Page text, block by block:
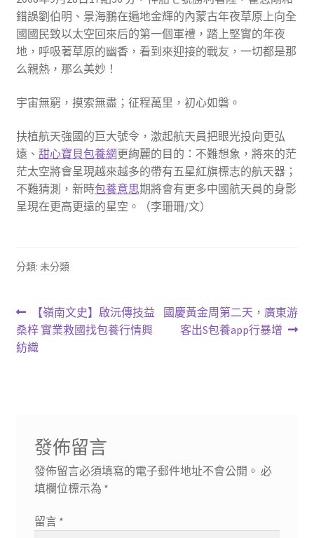
錯誤劉伯明、景海鵬在遍地金輝的內蒙古年夜草原上向全
國國民致以太空回來后的第一個軍禮，踏上堅實的年夜
地，呼吸著草原的幽香，看到來迎接的戰友，一切都是那
么親熱，那么美妙！
宇宙無窮，摸索無盡；征程萬里，初心如磐。
扶植航天強國的巨大號令，激起航天員把眼光投向更弘
遠、 甜心寶貝包養網更絢麗的目的：不難想象，將來的茫
茫太空將會呈現越來越多的帶有五星紅旗標志的航天器；
不難猜測，新時包養意思期將會有更多中國航天員的身影
呈現在更高更遠的星空。（李珊珊/文）
分類: 未分類
文
章
上
一
篇
【嶺南文史】啟沅傳技益
桑梓 實業救國找包養行情興
紡織
下
國慶黃金周第二天，廣東游
客出S包養app行暴增
發佈留言
發佈留言必須填寫的電子郵件地址不會公開。 必
填欄位標示為 *
留言 *